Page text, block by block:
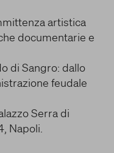
i cookie. Per
consultare laartistica
documentarie e
di Sangro: dallo
feudale
Serra di
Napoli.